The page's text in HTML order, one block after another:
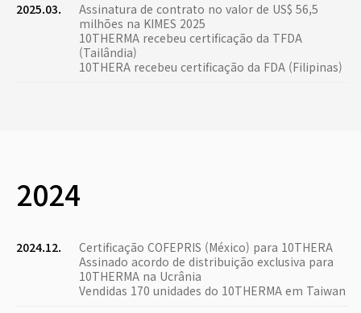
2025.03.
Assinatura de contrato no valor de US$ 56,5
milhões na KIMES 2025
10THERMA recebeu certificação da TFDA
(Tailândia)
10THERA recebeu certificação da FDA (Filipinas)
2024
2024.12.
Certificação COFEPRIS (México) para 10THERA
Assinado acordo de distribuição exclusiva para
10THERMA na Ucrânia
Vendidas 170 unidades do 10THERMA em Taiwan